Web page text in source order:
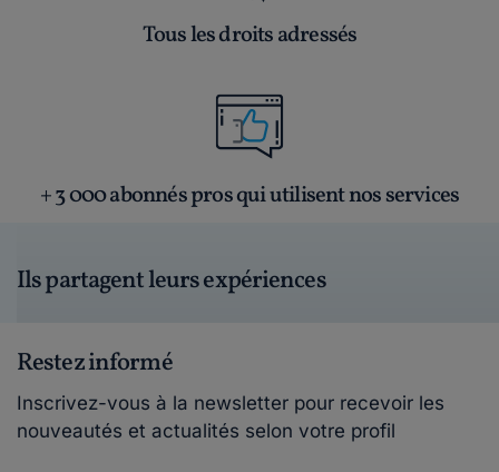
Tous les droits adressés
+ 3 000 abonnés pros qui utilisent nos services
Ils partagent leurs expériences
Restez informé
Inscrivez-vous à la newsletter pour recevoir les
nouveautés et actualités selon votre profil